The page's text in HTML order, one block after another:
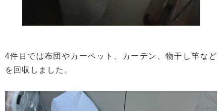
4件目では布団やカーペット、カーテン、物干し竿など
を回収しました。